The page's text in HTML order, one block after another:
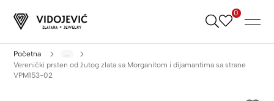
Skip
0
Početna
...
Verenički prsten od žutog zlata sa Morganitom i dijamantima sa strane
VPM153-02